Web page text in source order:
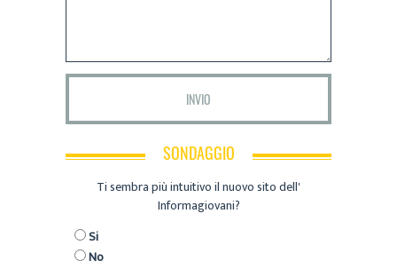
SONDAGGIO
Ti sembra più intuitivo il nuovo sito dell'
Informagiovani?
Si
No